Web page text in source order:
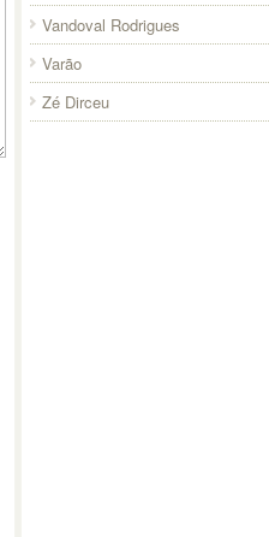
Vandoval Rodrigues
Varão
Zé Dirceu